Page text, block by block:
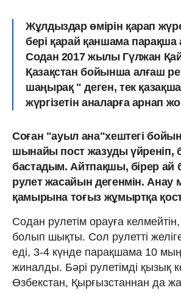
Жұлдыздар өмірін қарап
бері қарай қаншама
Содан 2017 жылы Гүлжан
Қазақстан бойынша алғаш
шаңырақ " деген, тек
жүргізетін аналарға арнап
Соған "ауыл ана"хештегі
шынайы пост жазуды үйреніп,
бастадым. Айтпақшы, бірер ай
рулет жасайын дегенмін. Анау
қамырына тоғыз жұмыртқа
Содан рулетім орауға
болып шықты. Сол рулетті
еді, 3-4 күнде парақшама 10
жиналды. Бәрі рулетімді қызық
Өзбекстан, Қырғызстаннан да